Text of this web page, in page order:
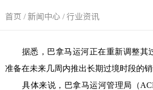
首页 /新闻中心 /行业资讯
据悉，巴拿马运河正在重新调整其
准备在未来几周内推出长期过境时段的销
具体来说，巴拿马运河管理局（